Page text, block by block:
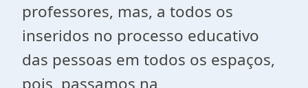
professores, mas, a todos os
inseridos no processo educativo
das pessoas em todos os espaços,
pois, passamos na